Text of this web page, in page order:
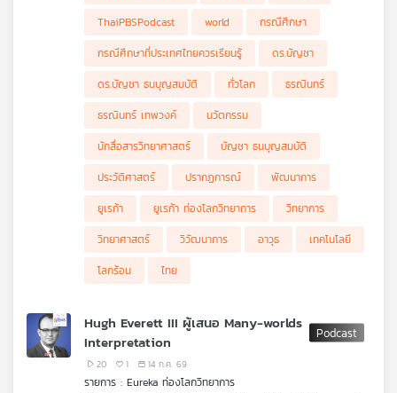
ThaiPBSPodcast
world
กรณีศึกษา
กรณีศึกษาที่ประเทศไทยควรเรียนรู้
ดร.บัญชา
ดร.บัญชา ธนบุญสมบัติ
ทั่วโลก
ธรณินทร์
ธรณินทร์ เทพวงค์
นวัตกรรม
นักสื่อสารวิทยาศาสตร์
บัญชา ธนบุญสมบัติ
ประวัติศาสตร์
ปรากฏการณ์
พัฒนาการ
ยูเรก้า
ยูเรก้า ท่องโลกวิทยาการ
วิทยาการ
วิทยาศาสตร์
วิวัฒนาการ อาวุธ
เทคโนโลยี
โลกร้อน
ไทย
Hugh Everett III ผู้เสนอ Many-worlds
Interpretation
20 1 14 ก.ค. 69
รายการ : Eureka ท่องโลกวิทยาการ